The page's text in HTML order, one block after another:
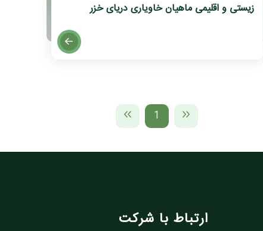
زیستی و اقلیمی ماهیان خاویاری دریای خزر
1
ارتباط با شرکت